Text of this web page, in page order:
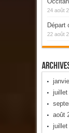
24 août
Départ
22 août
juillet
août
juillet